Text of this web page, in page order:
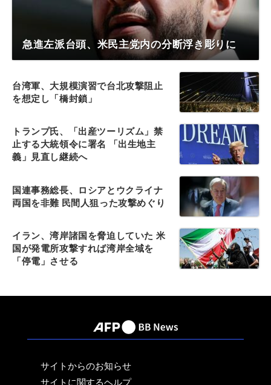
急進左派台頭、米民主党内の分断浮き彫りに
台湾軍、大規模演習で台北攻撃阻止
を想定し「橋封鎖」
トランプ氏、「出産ツーリズム」禁
止する大統領令に署名 「出生地主
義」見直し継続へ
国連事務総長、ロシアとウクライナ
両国を非難 民間人狙った攻撃めぐり
イラン、湾岸諸国を脅迫していた 米
国が発電所攻撃すれば湾岸全域を
「停電」させる
サイトからのお知らせ
サイトに関するヘルプ